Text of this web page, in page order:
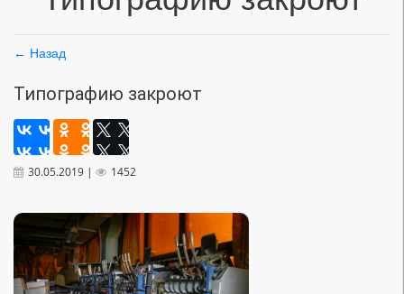
← Назад
Типографию закроют
30.05.2019 | 1452